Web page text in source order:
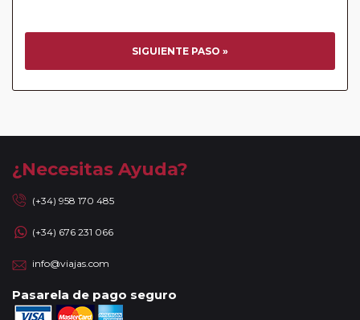
SIGUIENTE PASO »
¿Necesitas Ayuda?
(+34) 958 170 485
(+34) 676 231 066
info@viajas.com
Pasarela de pago seguro